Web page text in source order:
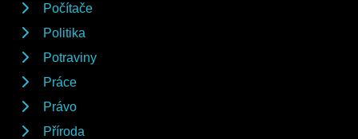
Počítače
Politika
Potraviny
Práce
Právo
Příroda